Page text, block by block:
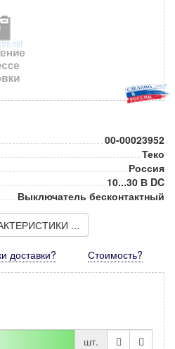
00-00023952
Теко
Россия
10...30 В DC
Выключатель бесконтактный
...
доставки? Стоимость?
шт.